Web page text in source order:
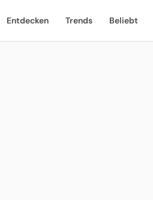
Entdecken Trends Beliebt